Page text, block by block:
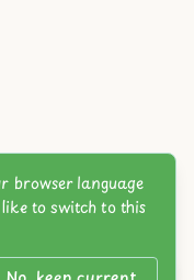
browser language
to switch to this